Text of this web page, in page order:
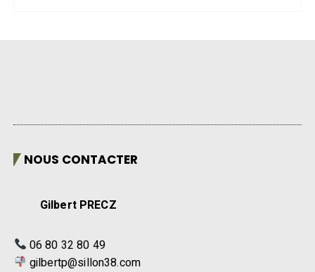
NOUS CONTACTER
Gilbert PRECZ
06 80 32 80 49
gilbertp@sillon38.com